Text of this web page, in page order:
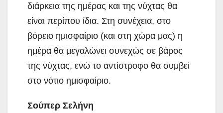
διάρκεια της ημέρας και της νύχτας θα
είναι περίπου ίδια. Στη συνέχεια, στο
βόρειο ημισφαίριο (και στη χώρα μας) η
ημέρα θα μεγαλώνει συνεχώς σε βάρος
της νύχτας, ενώ το αντίστροφο θα συμβεί
στο νότιο ημισφαίριο.
Σούπερ Σελήνη